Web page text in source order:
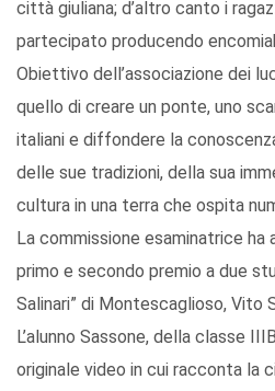
città giuliana; d’altro canto i
partecipato producendo
Obiettivo dell’associazione dei
quello di creare un ponte, uno
italiani e diffondere la
delle sue tradizioni, della sua
cultura in una terra che ospita
La commissione esaminatrice ha
primo e secondo premio a due
Salinari” di Montescaglioso, Vito
L’alunno Sassone, della classe
originale video in cui racconta la